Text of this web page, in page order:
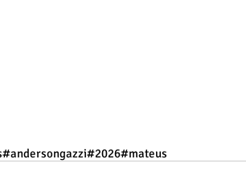
#andersongazzi#2026#mateus